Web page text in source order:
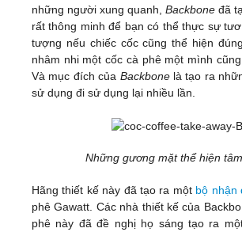
những người xung quanh, Backbone đã
rất thông minh để bạn có thể thực sự
tượng nếu chiếc cốc cũng thể hiện
nhâm nhi một cốc cà phê một mình
Và mục đích của Backbonelà tạo ra
sử dụng đi sử dụng lại nhiều lần.
Những gương mặt thể hiện
Hãng thiết kế này đã tạo ra một bộ nhận
phê Gawatt. Các nhà thiết kế của
phê này đã đề nghị họ sáng tạo ra